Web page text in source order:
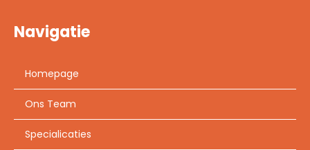
Navigatie
Homepage
Ons Team
Specialicaties